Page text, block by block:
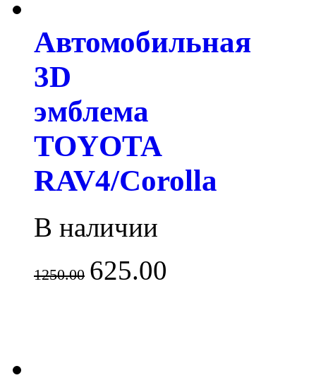
Автомобильная
3D
эмблема
TOYOTA
RAV4/Corolla
В наличии
1250.00 625.00